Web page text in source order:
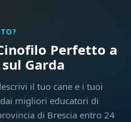
Perfetto a
Garda
il tuo cane e i tuoi
migliori educatori di
di Brescia entro 24